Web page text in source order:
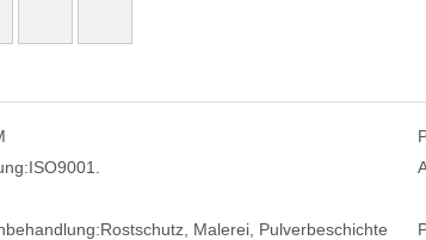
ISO9001.
Rostschutz, Malerei, Pulverbeschichte